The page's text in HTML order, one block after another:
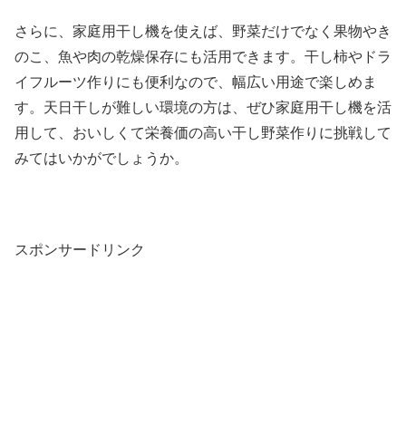
さらに、家庭用干し機を使えば、野菜だけでなく果物やき
のこ、魚や肉の乾燥保存にも活用できます。干し柿やドラ
イフルーツ作りにも便利なので、幅広い用途で楽しめま
す。天日干しが難しい環境の方は、ぜひ家庭用干し機を活
用して、おいしくて栄養価の高い干し野菜作りに挑戦して
みてはいかがでしょうか。
スポンサードリンク